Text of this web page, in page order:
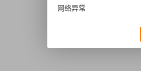
网络异常